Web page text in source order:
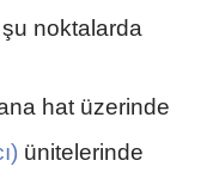
noktalarda
hat üzerinde
ünitelerinde